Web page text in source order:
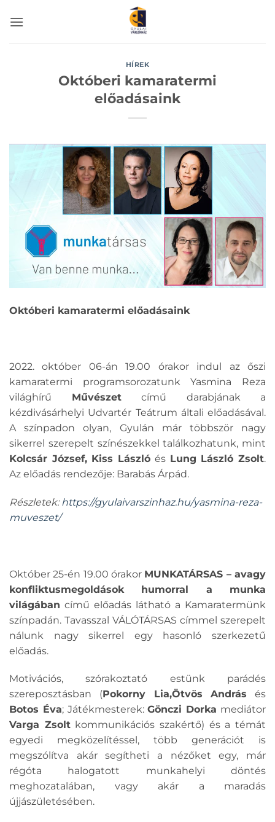
HÍREK
Októberi kamaratermi
előadásaink
Októberi kamaratermi előadásaink
2022. október 06-án 19.00 órakor indul az őszi
kamaratermi programsorozatunk Yasmina Reza
világhírű Művészetcímű darabjának a
kézdivásárhelyi Udvartér Teátrum általi előadásával.
A színpadon olyan, Gyulán már többször nagy
sikerrel szerepelt színészekkel találkozhatunk, mint
Kolcsár József, Kiss László és Lung László Zsolt.
Az előadás rendezője: Barabás Árpád.
Részletek:https://gyulaivarszinhaz.hu/yasmina-reza-
muveszet/
Október 25-én 19.00 órakor MUNKATÁRSAS – avagy
konfliktusmegoldások humorral a munka
világában című előadás látható a Kamaratermünk
színpadán. Tavasszal VÁLÓTÁRSAS címmel szerepelt
nálunk nagy sikerrel egy hasonló szerkezetű
előadás.
Motivációs, szórakoztató estünk parádés
szereposztásban (Pokorny Lia,Ötvös András és
Botos Éva; Játékmesterek:Gönczi Dorka mediátor
Varga Zsoltkommunikációs szakértő) és a témát
egyedi megközelítéssel, több generációt is
megszólítva akár segítheti a nézőket egy, már
régóta halogatott munkahelyi döntés
meghozatalában, vagy akár a maradás
újjászületésében.